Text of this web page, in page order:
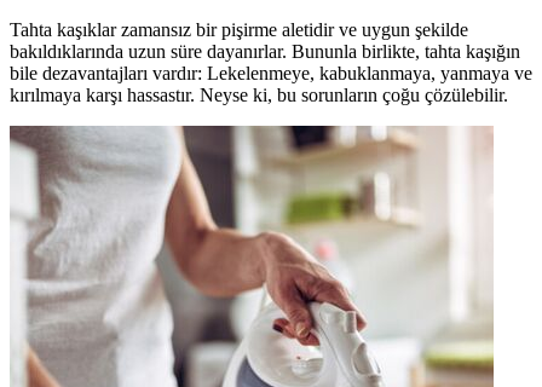
Tahta kaşıklar zamansız bir pişirme aletidir ve uygun şekilde
bakıldıklarında uzun süre dayanırlar. Bununla birlikte, tahta kaşığın
bile dezavantajları vardır: Lekelenmeye, kabuklanmaya, yanmaya ve
kırılmaya karşı hassastır. Neyse ki, bu sorunların çoğu çözülebilir.